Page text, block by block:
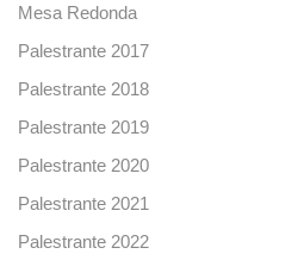
Mesa Redonda
Palestrante 2017
Palestrante 2018
Palestrante 2019
Palestrante 2020
Palestrante 2021
Palestrante 2022